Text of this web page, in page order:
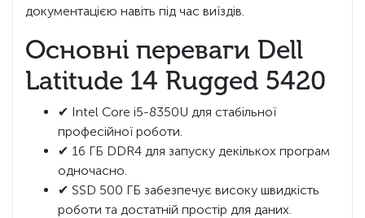
документацією навіть під час виїздів.
Основні переваги Dell
Latitude 14 Rugged 5420
✔ Intel Core i5-8350U для стабільної
професійної роботи.
✔ 16 ГБ DDR4 для запуску декількох програм
одночасно.
✔ SSD 500 ГБ забезпечує високу швидкість
роботи та достатній простір для даних.